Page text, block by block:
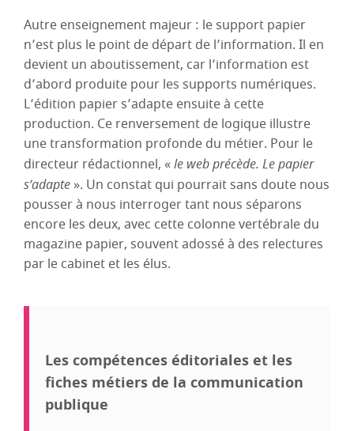
Autre enseignement majeur : le support papier
n’est plus le point de départ de l’information. Il en
devient un aboutissement, car l’information est
d’abord produite pour les supports numériques.
L’édition papier s’adapte ensuite à cette
production. Ce renversement de logique illustre
une transformation profonde du métier. Pour le
directeur rédactionnel, «le web précède. Le papier
s’adapte ». Un constat qui pourrait sans doute nous
pousser à nous interroger tant nous séparons
encore les deux, avec cette colonne vertébrale du
magazine papier, souvent adossé à des relectures
par le cabinet et les élus.
Les compétences éditoriales et les
fiches métiers de la communication
publique